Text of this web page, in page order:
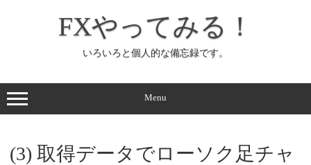
ッ
プ
FXやってみる！
いろいろと個人的な備忘録です。
Menu
(3) 取得データでローソク足チャ